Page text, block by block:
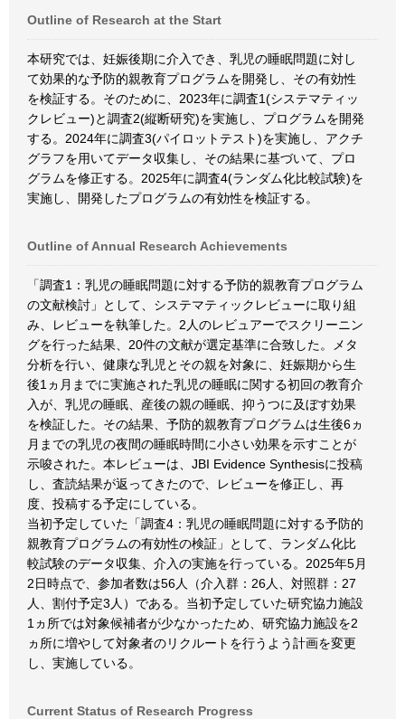
Outline of Research at the Start
本研究では、妊娠後期に介入でき、乳児の睡眠問題に対し
て効果的な予防的親教育プログラムを開発し、その有効性
を検証する。そのために、2023年に調査1(システマティッ
クレビュー)と調査2(縦断研究)を実施し、プログラムを開発
する。2024年に調査3(パイロットテスト)を実施し、アクチ
グラフを用いてデータ収集し、その結果に基づいて、プロ
グラムを修正する。2025年に調査4(ランダム化比較試験)を
実施し、開発したプログラムの有効性を検証する。
Outline of Annual Research Achievements
「調査1：乳児の睡眠問題に対する予防的親教育プログラム
の文献検討」として、システマティックレビューに取り組
み、レビューを執筆した。2人のレビュアーでスクリーニン
グを行った結果、20件の文献が選定基準に合致した。メタ
分析を行い、健康な乳児とその親を対象に、妊娠期から生
後1ヵ月までに実施された乳児の睡眠に関する初回の教育介
入が、乳児の睡眠、産後の親の睡眠、抑うつに及ぼす効果
を検証した。その結果、予防的親教育プログラムは生後6ヵ
月までの乳児の夜間の睡眠時間に小さい効果を示すことが
示唆された。本レビューは、JBI Evidence Synthesisに投稿
し、査読結果が返ってきたので、レビューを修正し、再
度、投稿する予定にしている。
当初予定していた「調査4：乳児の睡眠問題に対する予防的
親教育プログラムの有効性の検証」として、ランダム化比
較試験のデータ収集、介入の実施を行っている。2025年5月
2日時点で、参加者数は56人（介入群：26人、対照群：27
人、割付予定3人）である。当初予定していた研究協力施設
1ヵ所では対象候補者が少なかったため、研究協力施設を2
ヵ所に増やして対象者のリクルートを行うよう計画を変更
し、実施している。
Current Status of Research Progress